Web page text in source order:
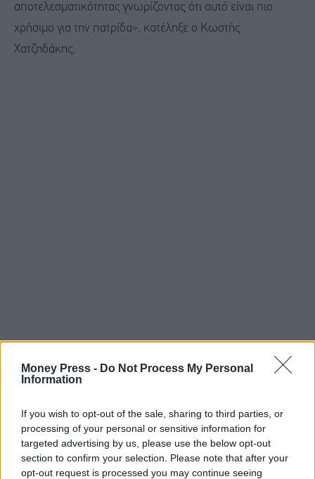
Money Press - Do Not Process My Personal
Information
If you wish to opt-out of the sale, sharing to third parties, or
processing of your personal or sensitive information for
targeted advertising by us, please use the below opt-out
section to confirm your selection. Please note that after your
opt-out request is processed you may continue seeing
αποτελεσματικότητας γνωρίζοντας ότι αυτό είναι πιο
χρήσιμο για την πατρίδα», κατέληξε ο Κωστής
Χατζηδάκης.